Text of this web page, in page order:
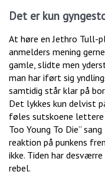
Det er kun
At høre en Jethro Tull-
anmelders mening
gamle, slidte men
man har iført sig
samtidig står klar på
Det lykkes kun delvist
føles sutskoene lettere
Too Young To Die”
reaktion på punkens
ikke. Tiden har
rebel.